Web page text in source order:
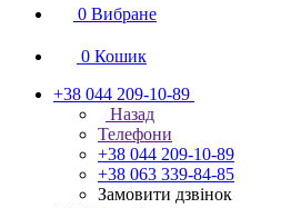
0 Вибране
0 Кошик
+38 044 209-10-89
Назад
Телефони
+38 044 209-10-89
+38 063 339-84-85
Замовити дзвінок